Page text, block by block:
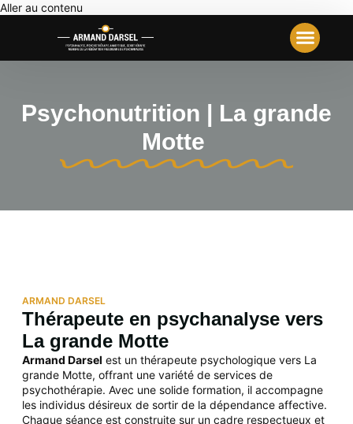
Aller au contenu
Psychonutrition | La grande
Motte
ARMAND DARSEL
Thérapeute en psychanalyse vers
La grande Motte
Armand Darsel est un thérapeute psychologique vers La
grande Motte, offrant une variété de services de
psychothérapie. Avec une solide formation, il accompagne
les individus désireux de sortir de la dépendance affective.
Chaque séance est construite sur un cadre respectueux et